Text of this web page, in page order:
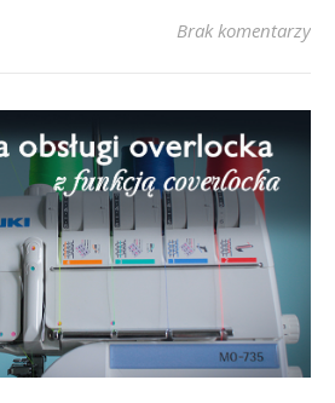
Brak komentarzy